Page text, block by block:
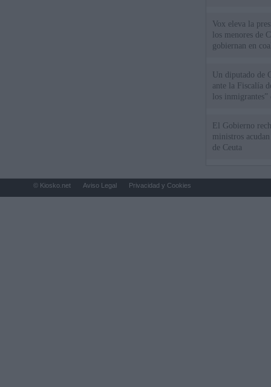
Vox eleva la
los menores de
gobiernan en
Un diputado de
ante la Fiscalía
los inmigrantes”
El Gobierno
ministros
de Ceuta
© Kiosko.net Aviso Legal Privacidad y Cookies